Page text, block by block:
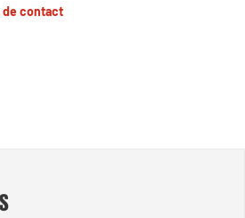
de contact